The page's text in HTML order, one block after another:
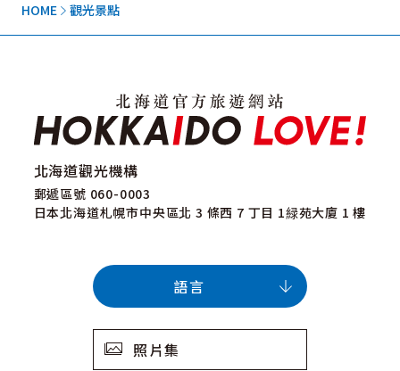
HOME 觀光景點
北海道觀光機構
郵遞區號 060-0003
日本北海道札幌市中央區北 3 條西 7 丁目 1緑苑大廈 1 樓
照片集
語言